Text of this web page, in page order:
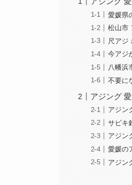
愛媛県
松山市
尺アジ
今アジ
八幡浜
不要に
アジング
アジン
サビキ
アジン
愛媛の
アジン